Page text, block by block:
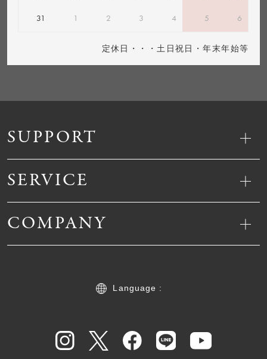
SUPPORT
SERVICE
COMPANY
Language :
31 1 2 3 4 5 6
定休日・・・土日祝日・年末年始等